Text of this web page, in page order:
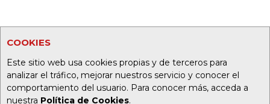
COOKIES
Este sitio web usa cookies propias y de terceros para
analizar el tráfico, mejorar nuestros servicio y conocer el
comportamiento del usuario. Para conocer más, acceda a
nuestra Política de Cookies.